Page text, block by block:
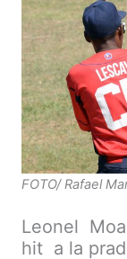
FOTO/ Rafael
Leonel
hit a la